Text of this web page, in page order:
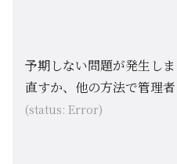
予期しない問題が発生し
直すか、他の方法で管理者
(status: Error)